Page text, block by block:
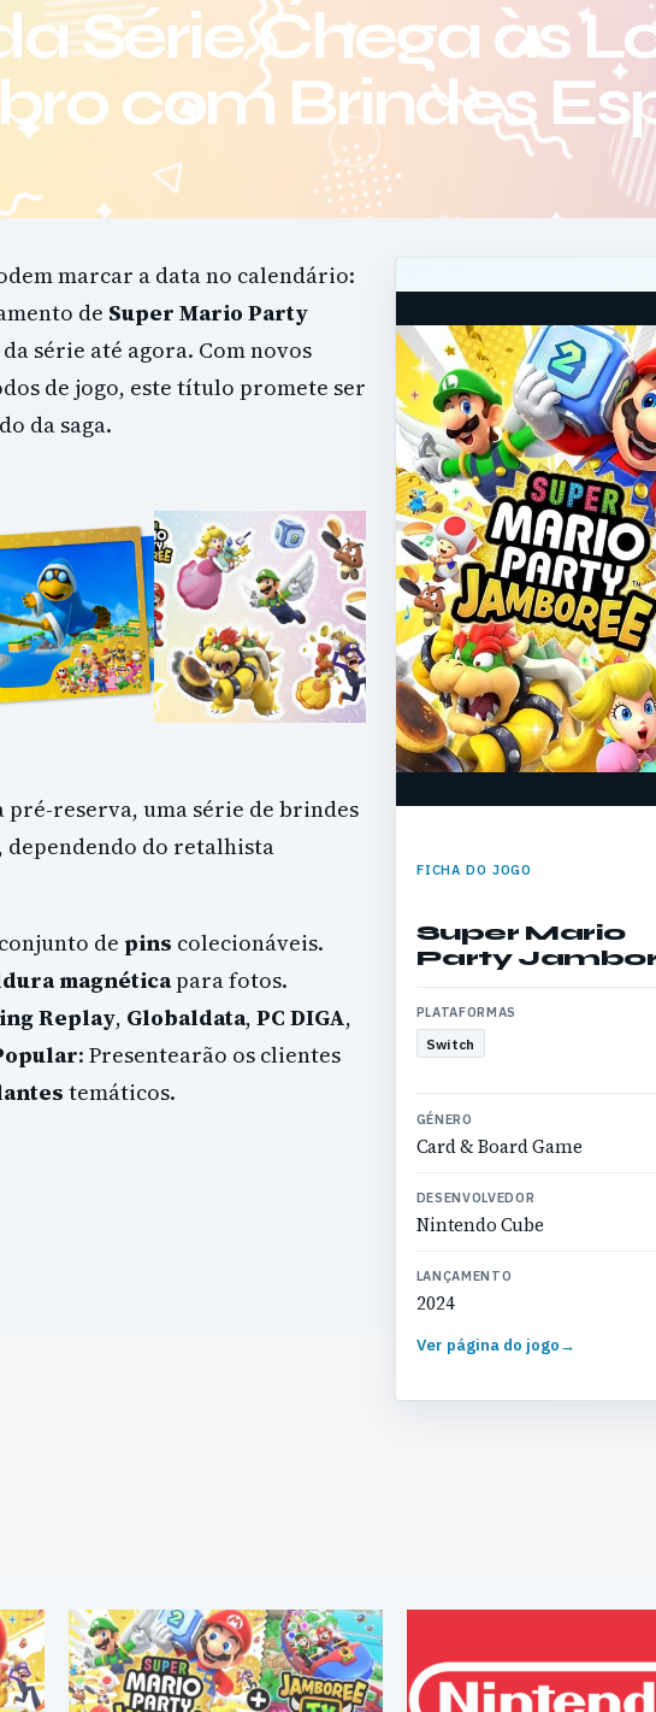
Série Chega às
com Brindes
FICHA DO JOGO
Super Mario
Party
PLATAFORMAS
Switch
GÉNERO
Card & Board Game
DESENVOLVEDOR
Nintendo Cube
LANÇAMENTO
2024
Ver página do jogo→
marcar a data no calendário:
de Super Mario Party
série até agora. Com novos
de jogo, este título promete ser
da saga.
pré-reserva, uma série de brindes
dependendo do retalhista
depins colecionáveis.
magnéticapara fotos.
Replay, Globaldata, PC DIGA,
: Presentearão os clientes
temáticos.